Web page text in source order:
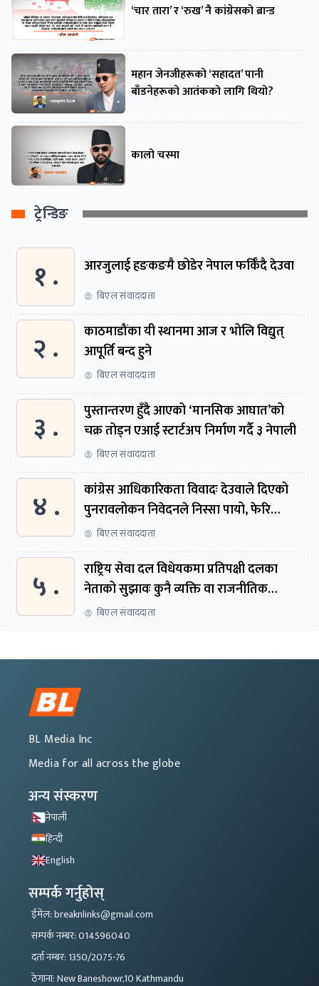
‘चार तारा’ र ‘रुख’ नै कांग्रेसको ब्रान्ड
महान जेनजीहरूको ‘सहादत’ पानी
बाँडनेहरूको आतंकको लागि थियो?
कालो चस्मा
ट्रेन्डिङ
१ . आरजुलाई हङकङमै छोडेर नेपाल फर्किँदै देउवा
बिएल संवाददाता
२ .
काठमाडौंका यी स्थानमा आज र भोलि विद्युत्
आपूर्ति बन्द हुने
बिएल संवाददाता
३ .
पुस्तान्तरण हुँदै आएको ‘मानसिक आघात’को
चक्र तोड्न एआई स्टार्टअप निर्माण गर्दै ३ नेपाली
बिएल संवाददाता
४ .
कांग्रेस आधिकारिकता विवादः देउवाले दिएको
पुनरावलोकन निवेदनले निस्सा पायो, फेरि
सुरुदेखि सुनुवाइ हुने
बिएल संवाददाता
५ .
राष्ट्रिय सेवा दल विधेयकमा प्रतिपक्षी दलका
नेताको सुझावः कुनै व्यक्ति वा राजनीतिक
नेतृत्वबाट निर्देशित हुने संस्था नबनोस्
बिएल संवाददाता
BL Media Inc
Media for all across the globe
अन्य संस्करण
नेपाली
हिन्दी
English
सम्पर्क गर्नुहोस्
ईमेल: breaknlinks@gmail.com
सम्पर्क नम्बर: 014596040
दर्ता नम्बर: 1350/2075-76
ठेगाना: New Baneshowr,10 Kathmandu